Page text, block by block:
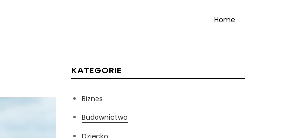
Home
KATEGORIE
Biznes
Budownictwo
Dziecko